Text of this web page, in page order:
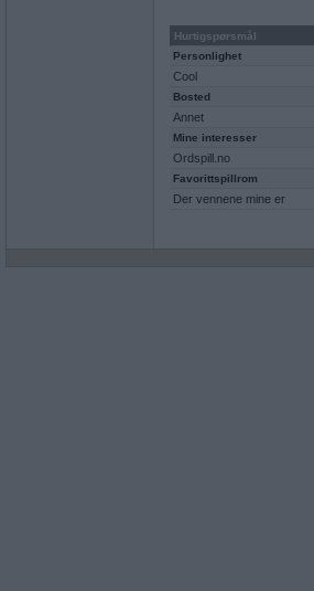
Hurtigspørsmål
Personlighet
Cool
Bosted
Annet
Mine interesser
Ordspill.no
Favorittspillrom
Der vennene mine er